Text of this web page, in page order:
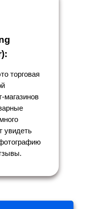
торговая
магазинов
увидеть